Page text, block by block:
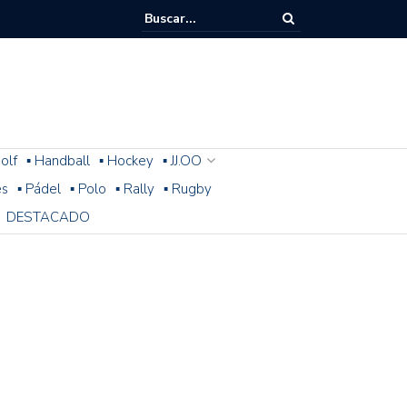
▪ Handball ▪ Hockey ▪ JJ.OO
▪ Pádel ▪ Polo ▪ Rally ▪ Rugby
DESTACADO